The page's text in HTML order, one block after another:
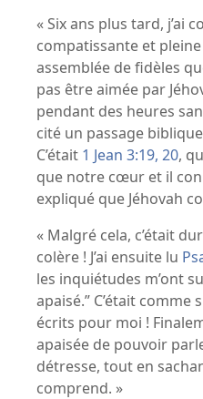
« Six ans plus tard, j’ai
compatissante et
assemblée de fidèles
pas être aimée par
pendant des heures
cité un passage
C’était 1 Jean 3:19, 20,
que notre cœur et il
expliqué que Jéhovah
« Malgré cela, c’était
colère ! J’ai ensuite lu
les inquiétudes m’ont
apaisé.” C’était comme
écrits pour moi !
apaisée de pouvoir
détresse, tout en
comprend. »